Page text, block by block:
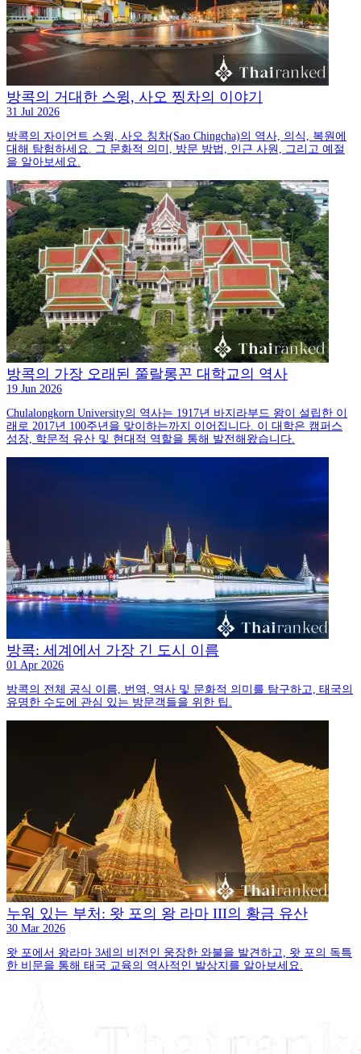
방콕의 거대한 스윙, 사오 찡차의 이야기
31 Jul 2026
방콕의 자이언트 스윙, 사오 칭차(Sao Chingcha)의 역사, 의식, 복원에
대해 탐험하세요. 그 문화적 의미, 방문 방법, 인근 사원, 그리고 예절
을 알아보세요.
방콕의 가장 오래된 쭐랄롱꼰 대학교의 역사
19 Jun 2026
Chulalongkorn University의 역사는 1917년 바지라부드 왕이 설립한 이
래로 2017년 100주년을 맞이하는까지 이어집니다. 이 대학은 캠퍼스
성장, 학문적 유산 및 현대적 역할을 통해 발전해왔습니다.
방콕: 세계에서 가장 긴 도시 이름
01 Apr 2026
방콕의 전체 공식 이름, 번역, 역사 및 문화적 의미를 탐구하고, 태국의
유명한 수도에 관심 있는 방문객들을 위한 팁.
누워 있는 부처: 왓 포의 왕 라마 III의 황금 유산
30 Mar 2026
왓 포에서 왕라마 3세의 비전인 웅장한 와불을 발견하고, 왓 포의 독특
한 비문을 통해 태국 교육의 역사적인 발상지를 알아보세요.